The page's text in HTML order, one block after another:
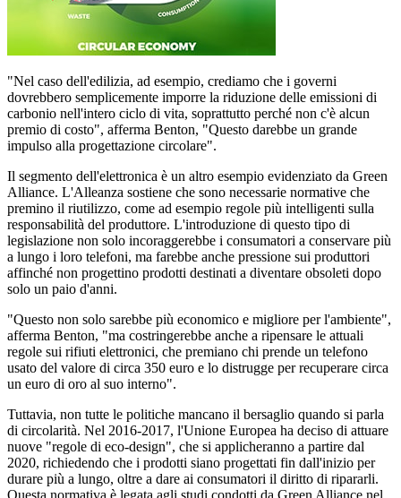
"Nel caso dell'edilizia, ad esempio, crediamo che i governi
dovrebbero semplicemente imporre la riduzione delle emissioni di
carbonio nell'intero ciclo di vita, soprattutto perché non c'è alcun
premio di costo", afferma Benton, "Questo darebbe un grande
impulso alla progettazione circolare".
Il segmento dell'elettronica è un altro esempio evidenziato da Green
Alliance. L'Alleanza sostiene che sono necessarie normative che
premino il riutilizzo, come ad esempio regole più intelligenti sulla
responsabilità del produttore. L'introduzione di questo tipo di
legislazione non solo incoraggerebbe i consumatori a conservare più
a lungo i loro telefoni, ma farebbe anche pressione sui produttori
affinché non progettino prodotti destinati a diventare obsoleti dopo
solo un paio d'anni.
"Questo non solo sarebbe più economico e migliore per l'ambiente",
afferma Benton, "ma costringerebbe anche a ripensare le attuali
regole sui rifiuti elettronici, che premiano chi prende un telefono
usato del valore di circa 350 euro e lo distrugge per recuperare circa
un euro di oro al suo interno".
Tuttavia, non tutte le politiche mancano il bersaglio quando si parla
di circolarità. Nel 2016-2017, l'Unione Europea ha deciso di attuare
nuove "regole di eco-design", che si applicheranno a partire dal
2020, richiedendo che i prodotti siano progettati fin dall'inizio per
durare più a lungo, oltre a dare ai consumatori il diritto di ripararli.
Questa normativa è legata agli studi condotti da Green Alliance nel